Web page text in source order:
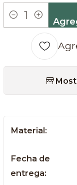
Cantidad
Material:
Fecha de
entrega: